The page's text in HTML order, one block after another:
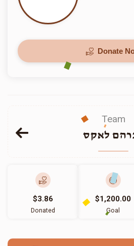
Donate
Team
לאקס
$3.86
Donated
$1,200.00
Goal